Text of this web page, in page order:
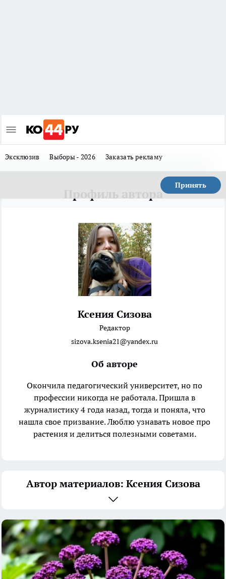
Эксклюзив Выборы - 2026 Заказать рекламу
Принять
Профиль автора
Ксения Сизова
Редактор
sizova.ksenia21@yandex.ru
Об авторе
Окончила педагогический университет, но по
профессии никогда не работала. Пришла в
журналистику 4 года назад, тогда и поняла, что
нашла свое призвание. Люблю узнавать новое про
растения и делиться полезными советами.
Автор материалов: Ксения Сизова